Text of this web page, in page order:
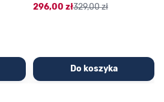
296,00 zł329,00 zł
Do koszyka